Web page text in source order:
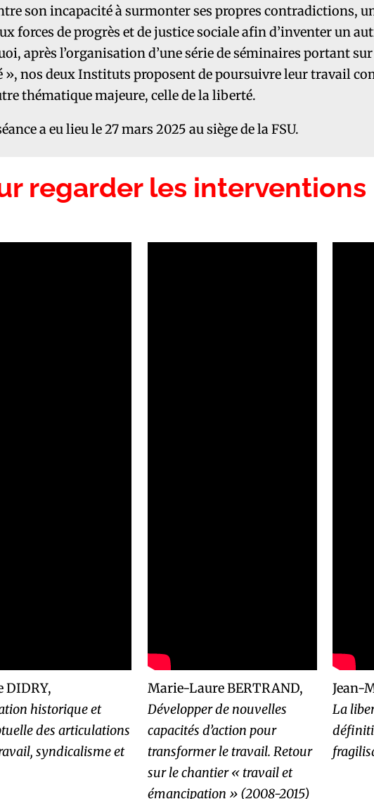
son incapacité à surmonter ses propres contradictions, un
forces de progrès et de justice sociale afin d’inventer un
après l’organisation d’une série de séminaires portant
», nos deux Instituts proposent de poursuivre leur travail
thématique majeure, celle de la liberté.
a eu lieu le 27 mars 2025 au siège de la FSU.
regarder les interventions
DIDRY,
historique et
des articulations
syndicalisme et
Marie-Laure BERTRAND,
Développer de nouvelles
capacités d’action pour
transformer le travail. Retour
sur le chantier « travail et
émancipation » (2008-2015)
Jean-
La